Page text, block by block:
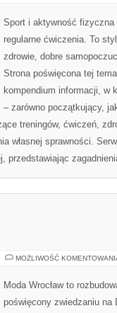
Sport i aktywność
regularne ćwiczenia. To
zdrowie, dobre
Strona poświęcona tej
kompendium informacji, w
– zarówno początkujący,
treningów, ćwiczeń,
własnej sprawności.
przedstawiając
MOŻLIWOŚĆ
Moda Wrocław to
poświęcony zwiedzaniu na